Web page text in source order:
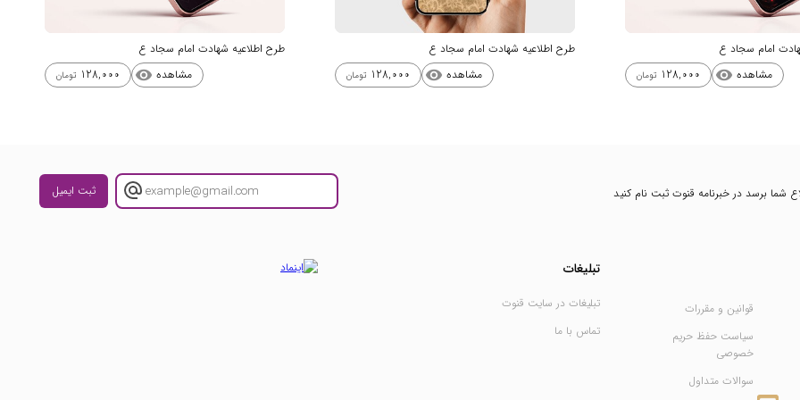
امام سجاد ع
مشاهده visibility
128,000 تومان
طرح اطلاعیه شهادت امام سجاد ع
مشاهده visibility
128,000 تومان
طرح اطلاعیه شهادت امام سجاد ع
مشاهده visibility
128,000 تومان
شما برسد در خبرنامه قنوت ثبت نام کنید ثبت ایمیل
قوانین و مقررات
سیاست حفظ حریم
خصوصی
سوالات متداول
تبلیغات
تبلیغات در سایت قنوت
تماس با ما